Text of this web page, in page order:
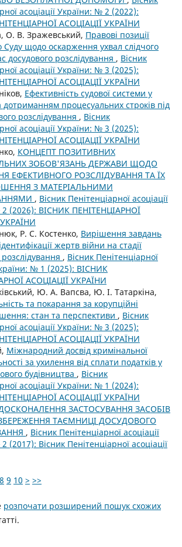
асоціації України: № 2 (2022):
АСОЦІАЦІЇ УКРАЇНИ
О. В. Зражевський, Правові позиції
Суду щодо оскарження ухвал слідчого
досудового розслідування , Вісник
асоціації України: № 3 (2025):
АСОЦІАЦІЇ УКРАЇНИ
Ефективність судової системи у
дотриманням процесуальних строків під
розслідування , Вісник
асоціації України: № 3 (2025):
АСОЦІАЦІЇ УКРАЇНИ
КОНЦЕПТ ПОЗИТИВНИХ
ЗОБОВ'ЯЗАНЬ ДЕРЖАВИ ЩОДО
ЕФЕКТИВНОГО РОЗСЛІДУВАННЯ ТА ЇХ
З МАТЕРІАЛЬНИМИ
, Вісник Пенітенціарної асоціації
(2026): ВІСНИК ПЕНІТЕНЦІАРНОЇ
Р. С. Костенко, Вирішення завдань
жертв війни на стадії
, Вісник Пенітенціарної
№ 1 (2025): ВІСНИК
АСОЦІАЦІЇ УКРАЇНИ
Ю. А. Вапсва, Ю. І. Татаркіна,
та покарання за корупційні
стан та перспективи , Вісник
асоціації України: № 3 (2025):
АСОЦІАЦІЇ УКРАЇНИ
Міжнародний досвід кримінальної
за ухилення від сплати податків у
будівництва , Вісник
асоціації України: № 1 (2024):
АСОЦІАЦІЇ УКРАЇНИ
ЗАСТОСУВАННЯ ЗАСОБІВ
ТАЄМНИЦІ ДОСУДОВОГО
, Вісник Пенітенціарної асоціації
(2017): Вісник Пенітенціарної асоціації
8 9 10 > >>
розпочати розширений пошук схожих